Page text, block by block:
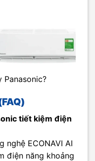
Panasonic?
tiết kiệm điện
nghệ ECONAVI AI
điện năng khoảng